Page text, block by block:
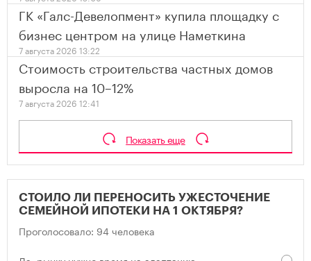
ГК «Галс-Девелопмент» купила площадку с
бизнес центром на улице Наметкина
7 августа 2026 13:22
Стоимость строительства частных домов
выросла на 10–12%
7 августа 2026 12:41
Показать еще
СТОИЛО ЛИ ПЕРЕНОСИТЬ УЖЕСТОЧЕНИЕ
СЕМЕЙНОЙ ИПОТЕКИ НА 1 ОКТЯБРЯ?
Проголосовало: 94 человека